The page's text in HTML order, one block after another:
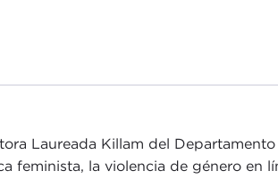
Laureada Killam del
feminista, la violencia de género en